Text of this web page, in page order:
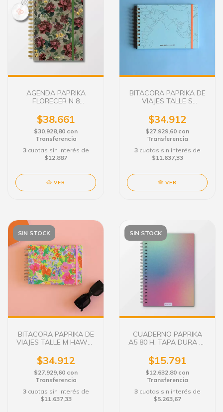
AGENDA PAPRIKA
FLORECER N 8
$38.661
$30.928,80 con
Transferencia
3 cuotas sin interés de
$12.887
VER
BITACORA PAPRIKA DE
VIAJES TALLE S
21X15 CM.
$34.912
$27.929,60 con
Transferencia
3 cuotas sin interés de
$11.637,33
VER
SIN STOCK
BITACORA PAPRIKA DE
VIAJES TALLE M HAWAII
$34.912
$27.929,60 con
Transferencia
3 cuotas sin interés de
$11.637,33
SIN STOCK
CUADERNO PAPRIKA
A5 80 H. TAPA DURA EL
$15.791
$12.632,80 con
Transferencia
3 cuotas sin interés de
$5.263,67